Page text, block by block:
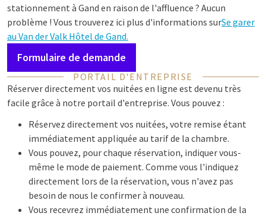
stationnement à Gand en raison de l'affluence ? Aucun
problème ! Vous trouverez ici plus d'informations surSe garer
au Van der Valk Hôtel de Gand.
Formulaire de demande
PORTAIL D'ENTREPRISE
Réserver directement vos nuitées en ligne est devenu très
facile grâce à notre portail d'entreprise. Vous pouvez :
Réservez directement vos nuitées, votre remise étant
immédiatement appliquée au tarif de la chambre.
Vous pouvez, pour chaque réservation, indiquer vous-
même le mode de paiement. Comme vous l'indiquez
directement lors de la réservation, vous n'avez pas
besoin de nous le confirmer à nouveau.
Vous recevrez immédiatement une confirmation de la